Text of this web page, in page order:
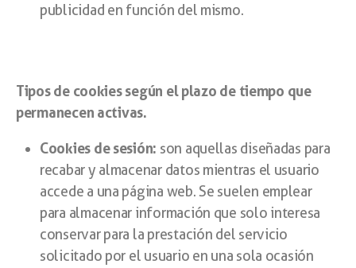
publicidad en función del mismo.
Tipos de cookies según el plazo de tiempo que
permanecen activas.
Cookies de sesión: son aquellas diseñadas para
recabar y almacenar datos mientras el usuario
accede a una página web. Se suelen emplear
para almacenar información que solo interesa
conservar para la prestación del servicio
solicitado por el usuario en una sola ocasión